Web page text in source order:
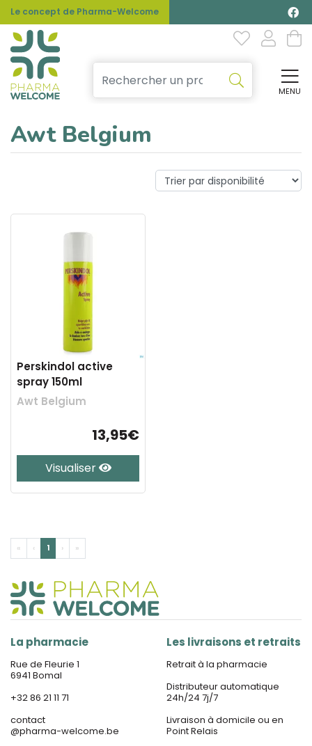
Le concept de Pharma-Welcome
MENU
Awt Belgium
Perskindol active
spray 150ml
Awt Belgium
13,95€
Visualiser
« ‹ 1 › »
La pharmacie
Rue de Fleurie 1
6941 Bomal
+32 86 21 11 71
contact
@pharma-welcome.be
Les livraisons et retraits
Retrait à la pharmacie
Distributeur automatique
24h/24 7j/7
Livraison à domicile ou en
Point Relais